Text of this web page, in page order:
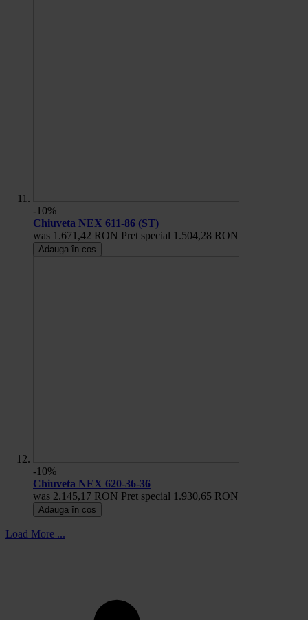
-10%
Chiuveta NEX 611-86 (ST)
was 1.671,42 RON Pret special 1.504,28 RON
Adauga în cos
-10%
Chiuveta NEX 620-36-36
was 2.145,17 RON Pret special 1.930,65 RON
Adauga în cos
Load More ...